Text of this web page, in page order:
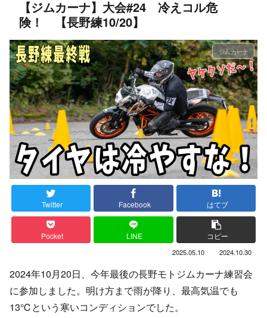
【ジムカーナ】大会#24 冷えコル危
険！ 【長野練10/20】
ジムカーナ
Twitter Facebook はてブ
Pocket LINE コピー
2025.05.10 2024.10.30
2024年10月20日、今年最後の長野モトジムカーナ練習会
に参加しました。明け方まで雨が降り、最高気温でも
13℃という寒いコンディションでした。